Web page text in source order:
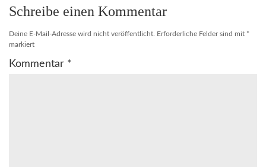
Schreibe einen Kommentar
Deine E-Mail-Adresse wird nicht veröffentlicht. Erforderliche Felder sind mit *
markiert
Kommentar *